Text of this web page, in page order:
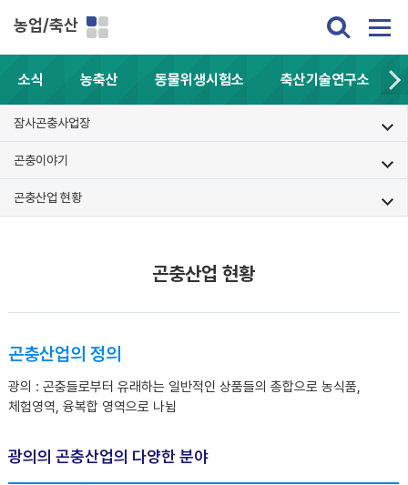
농업/축산
소식 농축산 동물위생시험소 축산기술연구소
잠사곤충사업장
곤충이야기
곤충산업 현황
곤충산업 현황
곤충산업의 정의
광의 : 곤충들로부터 유래하는 일반적인 상품들의 총합으로 농식품,
체험영역, 융복합 영역으로 나뉨
광의의 곤충산업의 다양한 분야